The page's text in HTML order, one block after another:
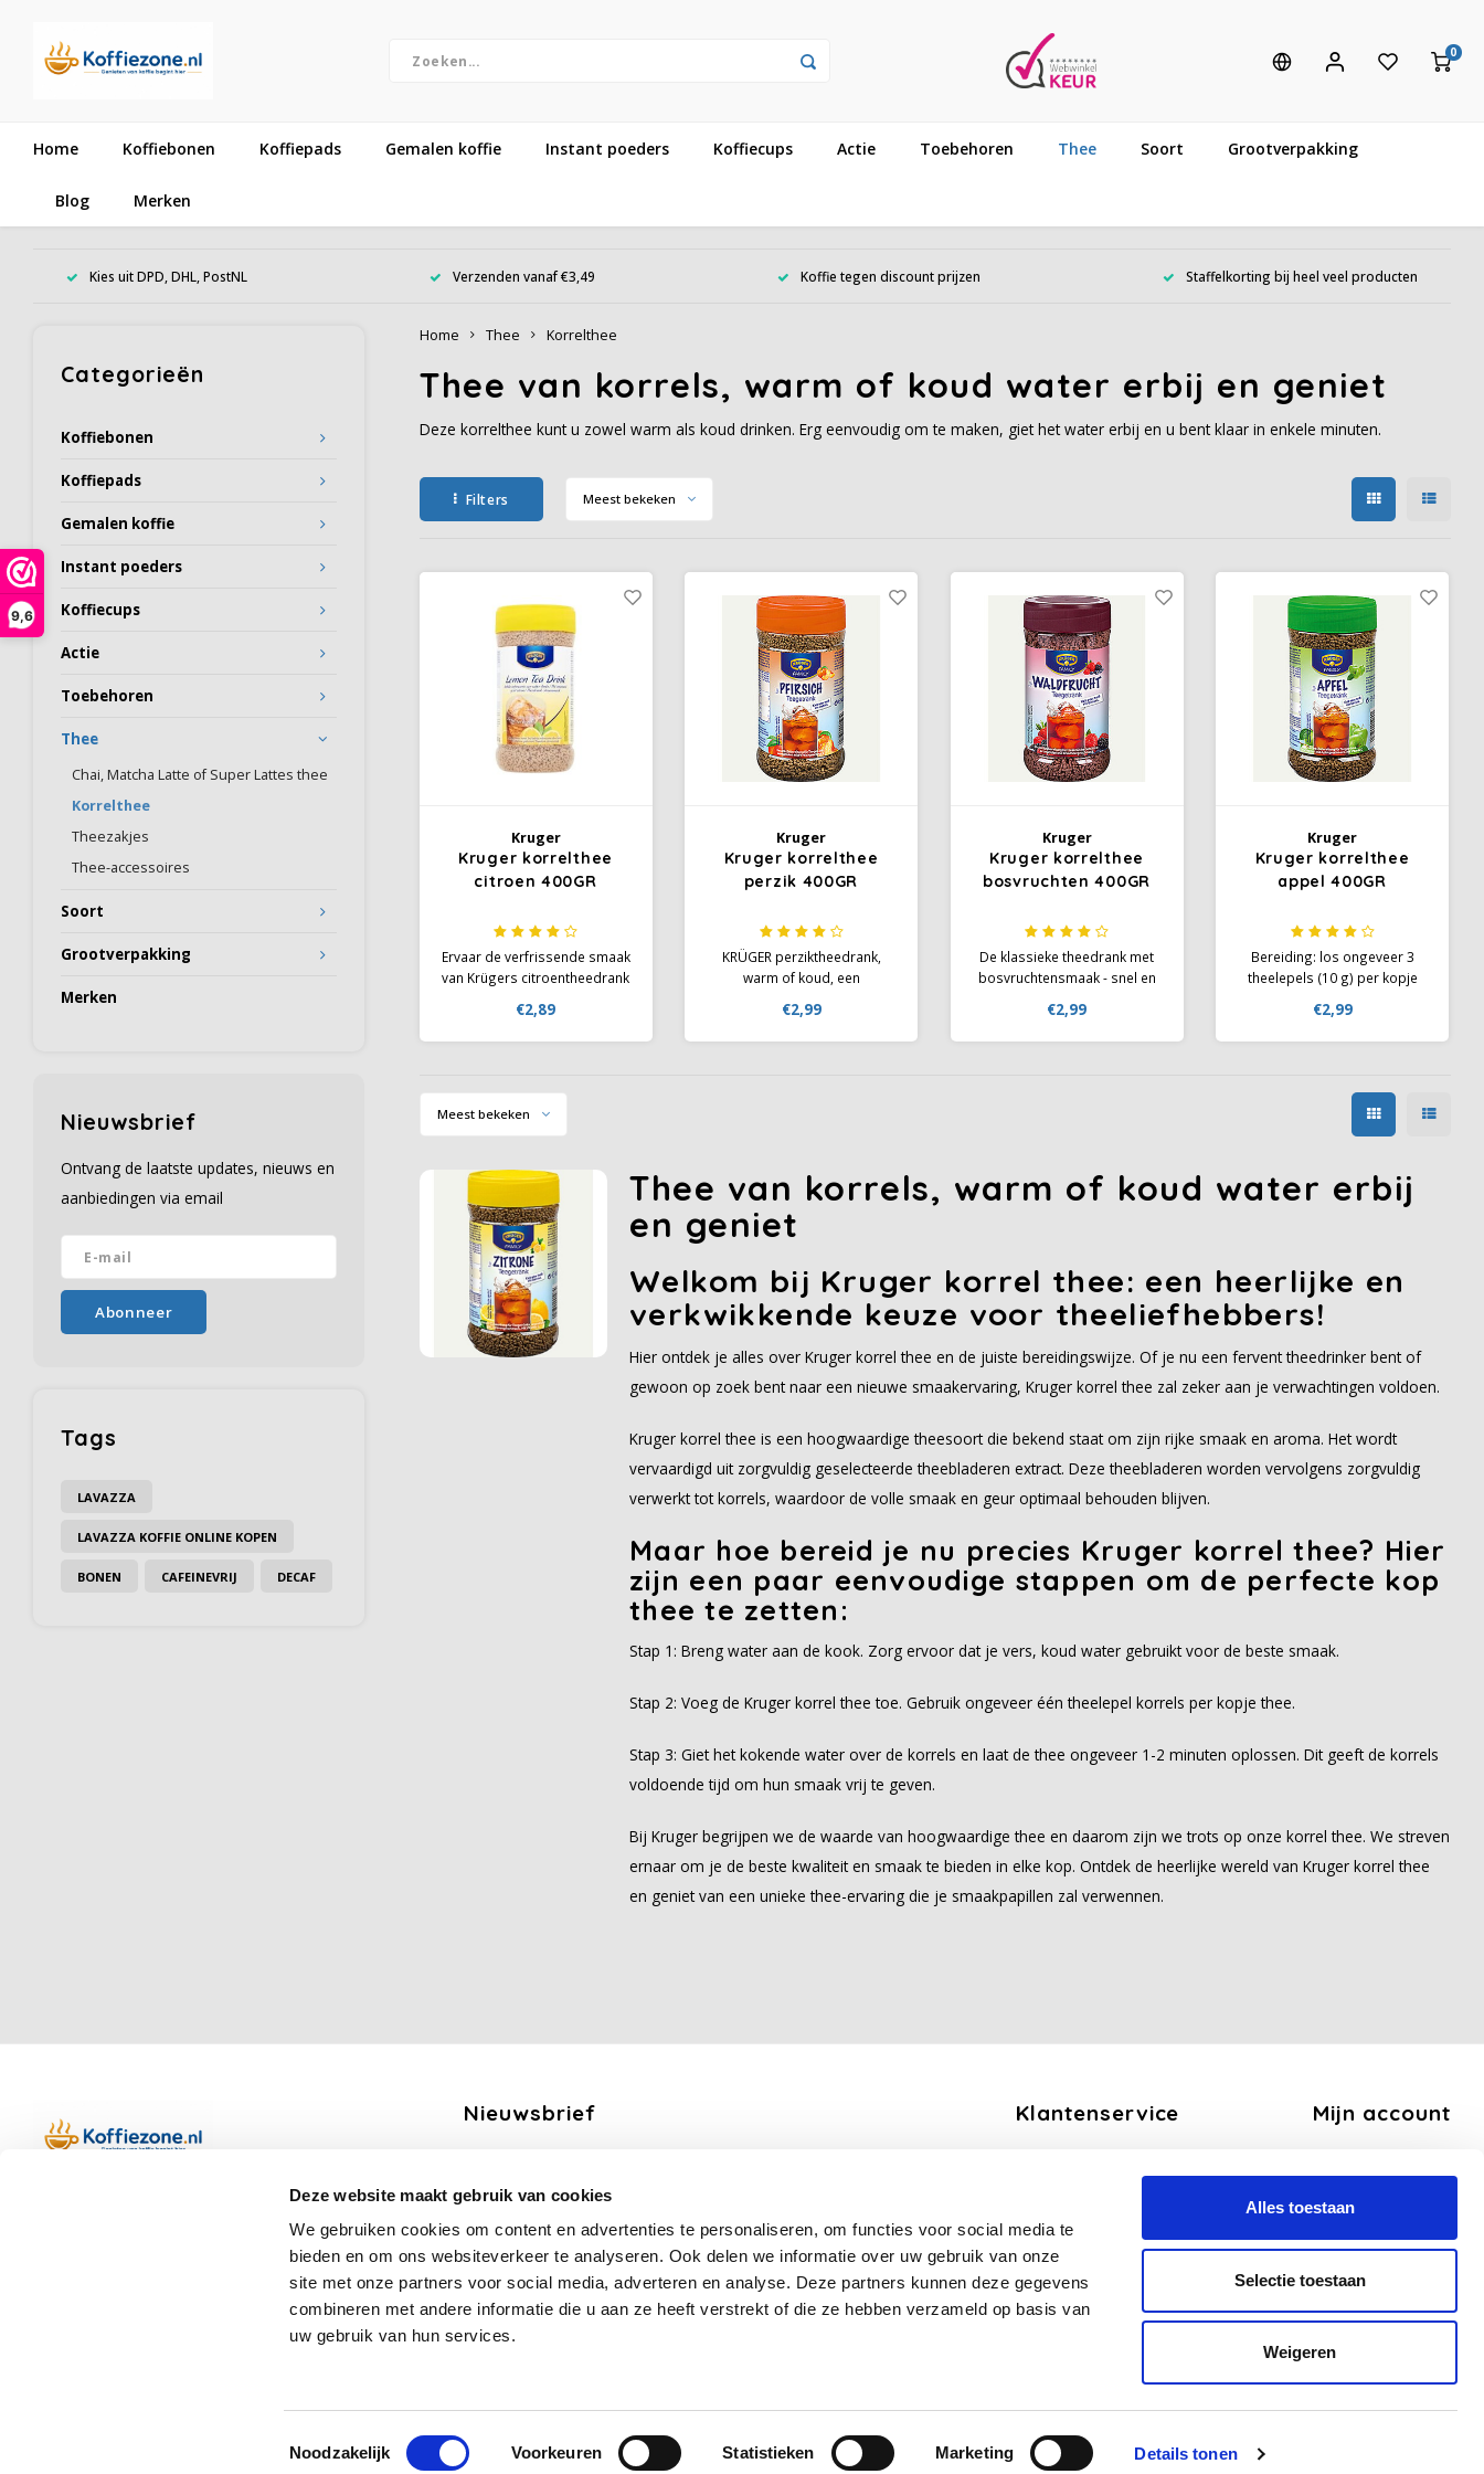
Deze website maakt gebruik van cookies
We gebruiken cookies om content en advertenties te personaliseren, om functies voor social media te
bieden en om ons websiteverkeer te analyseren. Ook delen we informatie over uw gebruik van onze
site met onze partners voor social media, adverteren en analyse. Deze partners kunnen deze gegevens
combineren met andere informatie die u aan ze heeft verstrekt of die ze hebben verzameld op basis van
uw gebruik van hun services.
Toestemmingsselectie
Noodzakelijk Voorkeuren Statistieken Marketing Details tonen
Alles toestaan
Selectie toestaan
Weigeren
9,6
0
Home Koffiebonen Koffiepads Gemalen koffie Instant poeders Koffiecups Actie Toebehoren Thee Soort Grootverpakking
Blog Merken
Kies uit DPD, DHL, PostNL Verzenden vanaf €3,49 Koffie tegen discount prijzen Staffelkorting bij heel veel producten
Categorieën
Koffiebonen
Koffiepads
Gemalen koffie
Instant poeders
Koffiecups
Actie
Toebehoren
Thee
Chai, Matcha Latte of Super Lattes thee
Korrelthee
Theezakjes
Thee-accessoires
Soort
Grootverpakking
Merken
Nieuwsbrief
Ontvang de laatste updates, nieuws en
aanbiedingen via email
Abonneer
Tags
LAVAZZA
LAVAZZA KOFFIE ONLINE KOPEN
BONEN CAFEINEVRIJ DECAF
Home Thee Korrelthee
Thee van korrels, warm of koud water erbij en geniet
Deze korrelthee kunt u zowel warm als koud drinken. Erg eenvoudig om te maken, giet het water erbij en u bent klaar in enkele minuten.
Filters Meest bekeken
Kruger
Kruger korrelthee
citroen 400GR
Ervaar de verfrissende smaak
van Krügers citroentheedrank
geld, met de voordelige
voordeelverpakking. Minder
snelle drank voor warme en
€2,89
Kruger
Kruger korrelthee
perzik 400GR
KRÜGER perziktheedrank,
warm of koud, een
gelegenheid. Het genoemde
artikel bevat geen allergeen
€2,99
Kruger
Kruger korrelthee
bosvruchten 400GR
De klassieke theedrank met
bosvruchtensmaak - snel en
warme of koude dagen.
€2,99
Kruger
Kruger korrelthee
appel 400GR
Bereiding: los ongeveer 3
theelepels (10 g) per kopje
water. Tip: voor koude
dranken kunt u zo nodig
€2,99
Meest bekeken
Thee van korrels, warm of koud water erbij
en geniet
Welkom bij Kruger korrel thee: een heerlijke en
verkwikkende keuze voor theeliefhebbers!
Hier ontdek je alles over Kruger korrel thee en de juiste bereidingswijze. Of je nu een fervent theedrinker bent of
gewoon op zoek bent naar een nieuwe smaakervaring, Kruger korrel thee zal zeker aan je verwachtingen voldoen.
Kruger korrel thee is een hoogwaardige theesoort die bekend staat om zijn rijke smaak en aroma. Het wordt
vervaardigd uit zorgvuldig geselecteerde theebladeren extract. Deze theebladeren worden vervolgens zorgvuldig
verwerkt tot korrels, waardoor de volle smaak en geur optimaal behouden blijven.
Maar hoe bereid je nu precies Kruger korrel thee? Hier
zijn een paar eenvoudige stappen om de perfecte kop
thee te zetten:
Stap 1: Breng water aan de kook. Zorg ervoor dat je vers, koud water gebruikt voor de beste smaak.
Stap 2: Voeg de Kruger korrel thee toe. Gebruik ongeveer één theelepel korrels per kopje thee.
Stap 3: Giet het kokende water over de korrels en laat de thee ongeveer 1-2 minuten oplossen. Dit geeft de korrels
voldoende tijd om hun smaak vrij te geven.
Bij Kruger begrijpen we de waarde van hoogwaardige thee en daarom zijn we trots op onze korrel thee. We streven
ernaar om je de beste kwaliteit en smaak te bieden in elke kop. Ontdek de heerlijke wereld van Kruger korrel thee
en geniet van een unieke thee-ervaring die je smaakpapillen zal verwennen.
Op werkdagen telefonisch bereikbaar
Nieuwsbrief
Volg ons
Klantenservice
Betaalmethoden
Verzend en Retourbeleid
Mijn account
Mijn tickets
Mijn verlanglijst